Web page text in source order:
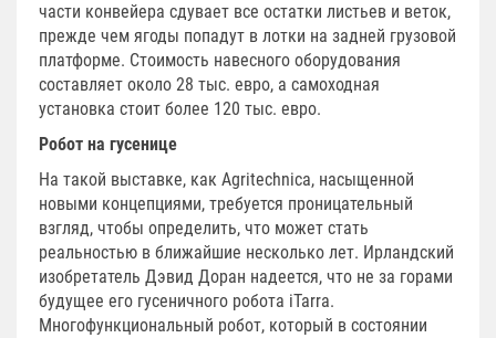
части конвейера сдувает все остатки листьев и веток,
прежде чем ягоды попадут в лотки на задней грузовой
платформе. Стоимость навесного оборудования
составляет около 28 тыс. евро, а самоходная
установка стоит более 120 тыс. евро.
Робот на гусенице
На такой выставке, как Agritechnica, насыщенной
новыми концепциями, требуется проницательный
взгляд, чтобы определить, что может стать
реальностью в ближайшие несколько лет. Ирландский
изобретатель Дэвид Доран надеется, что не за горами
будущее его гусеничного робота iTarra.
Многофункциональный робот, который в состоянии